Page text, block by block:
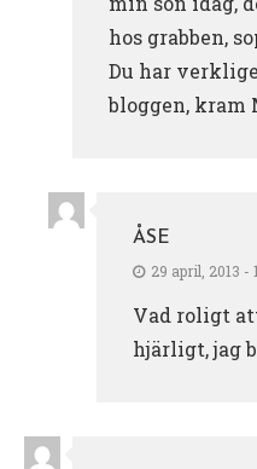
hos grabben,
Du har
bloggen, kram
ÅSE
29 april, 2013 -
Vad roligt
hjärligt, jag